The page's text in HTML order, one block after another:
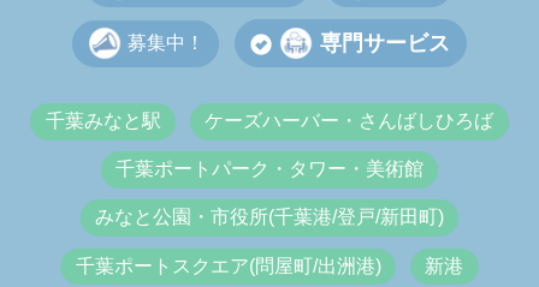
募集中！ 専門サービス
千葉みなと駅 ケーズハーバー・さんばしひろば
千葉ポートパーク・タワー・美術館
みなと公園・市役所(千葉港/登戸/新田町)
千葉ポートスクエア(問屋町/出洲港) 新港